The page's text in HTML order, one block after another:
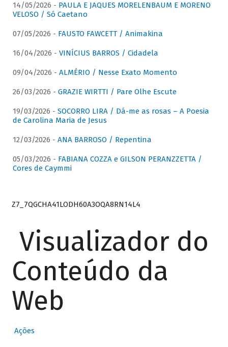
14/05/2026 - PAULA E JAQUES MORELENBAUM E MORENO
VELOSO / Só Caetano
07/05/2026 - FAUSTO FAWCETT / Animakina
16/04/2026 - VINÍCIUS BARROS / Cidadela
09/04/2026 - ALMÉRIO / Nesse Exato Momento
26/03/2026 - GRAZIE WIRTTI / Pare Olhe Escute
19/03/2026 - SOCORRO LIRA / Dá-me as rosas – A Poesia
de Carolina Maria de Jesus
12/03/2026 - ANA BARROSO / Repentina
05/03/2026 - FABIANA COZZA e GILSON PERANZZETTA /
Cores de Caymmi
Z7_7QGCHA41LODH60A3OQA8RN14L4
Visualizador do
Conteúdo da
Web
Ações